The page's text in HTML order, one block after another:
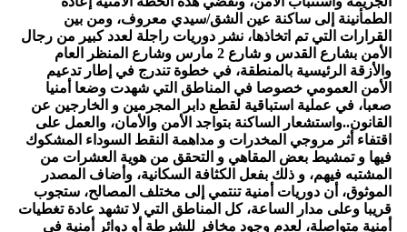
الطمأنينة إلى ساكنة عين الشق/سيدي معروف، ومن بين
القرارات التي تم اتخاذها، نشر دوريات راجلة لعدد كبير من رجال
الأمن بشارع القدس و شارع 2 مارس وشارع المنظر العام
والأزقة الرئيسية بالمنطقة، في خطوة تندرج في إطار تدعيم
الأمن العمومي خصوصا في المناطق التي شهدت وضعا أمنيا
صعبا، في عملية استباقية لقطع دابر المجرمين و الخارجين عن
القانون..واستشعار الساكنة بتواجد الأمن والأمان، والعمل على
اقتفاء أثر مروجي المخدرات و مداهمة النقط السوداء المشكوك
فيها و تمشيط بعض المقاهي و التحقق من هوية العشرات من
المشتبه فيهم، و ذلك بفعل الكثافة السكانية، وأضاف المصدر
الموثوق، أن دوريات أمنية تنتمي إلى مختلف المصالح، ستجوب
قريبا وعلى مدار الساعة، كل المناطق التي لا تشهد عادة تغطيات
أمنية متواصلة، لعدم وجود مخافر للشرطة أو دوائر أمنية في